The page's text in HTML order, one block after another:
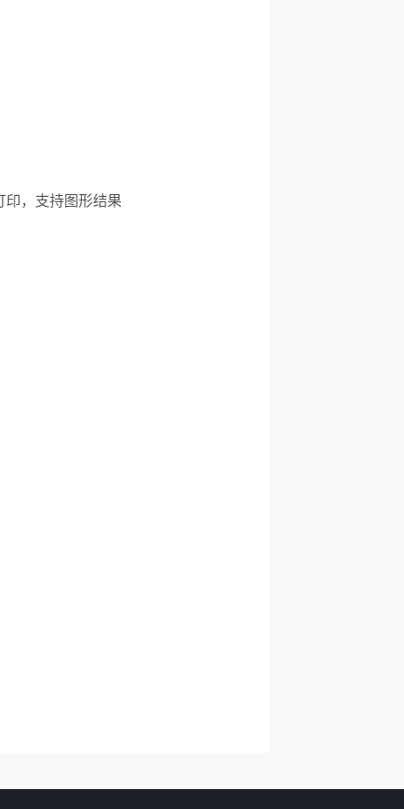
，支持图形结果